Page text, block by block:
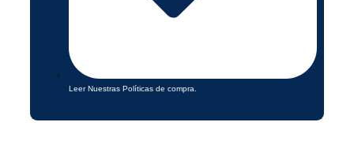
Leer Nuestras Políticas de compra.